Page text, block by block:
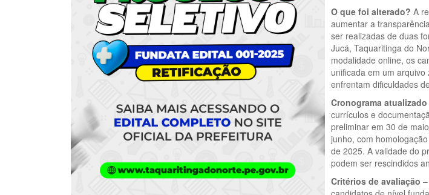
O que foi alterado? A
aumentar a
ser realizadas de duas
Jucá, Taquaritinga do
modalidade online, os
unificada em um
enfrentam dificuldades
Cronograma atualizado
currículos e
preliminar em 30 de
junho, com
de 2025. A validade do
podem ser rescindidos
Critérios de avaliação